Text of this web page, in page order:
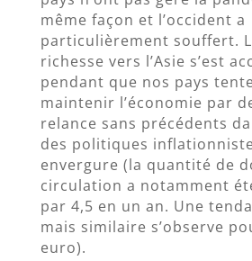
même façon et l’occident a
particulièrement souffert.
richesse vers l’Asie s’est
pendant que nos pays
maintenir l’économie par
relance sans précédents
des politiques
envergure (la quantité de
circulation a notamment
par 4,5 en un an. Une
mais similaire s’observe
euro).